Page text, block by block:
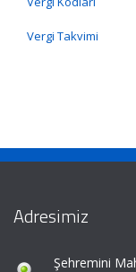
Vergi Takvimi
Adresimiz
Şehremini